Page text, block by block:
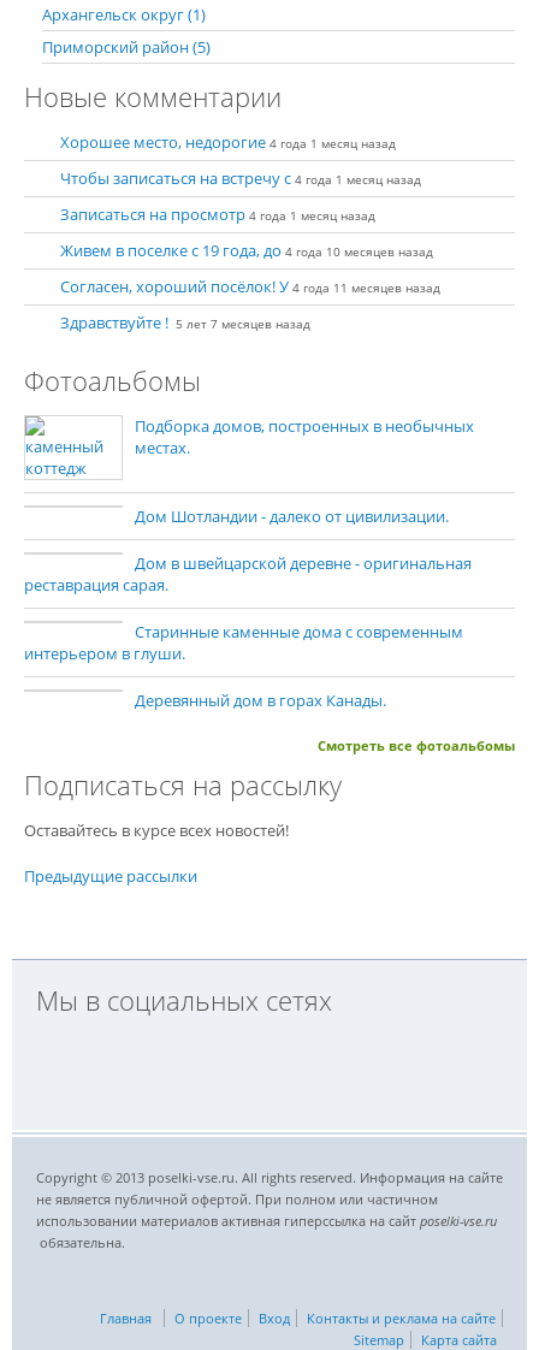
Архангельск округ (1)
Приморский район (5)
Новые комментарии
Хорошее место, недорогие 4 года 1 месяц назад
Чтобы записаться на встречу с 4 года 1 месяц назад
Записаться на просмотр 4 года 1 месяц назад
Живем в поселке с 19 года, до 4 года 10 месяцев назад
Согласен, хороший посёлок! У 4 года 11 месяцев назад
Здравствуйте ! 5 лет 7 месяцев назад
Фотоальбомы
Подборка домов, построенных в необычных
местах.
Дом Шотландии - далеко от цивилизации.
Дом в швейцарской деревне - оригинальная
реставрация сарая.
Старинные каменные дома с современным
интерьером в глуши.
Деревянный дом в горах Канады.
Смотреть все фотоальбомы
Подписаться на рассылку
Оставайтесь в курсе всех новостей!
Предыдущие рассылки
Мы в социальных сетях
Copyright © 2013 poselki-vse.ru. All rights reserved. Информация на сайте
не является публичной офертой. При полном или частичном
использовании материалов активная гиперссылка на сайт poselki-vse.ru​
обязательна.
Главная О проекте Вход
Контакты и реклама на сайте
Sitemap
Карта сайта